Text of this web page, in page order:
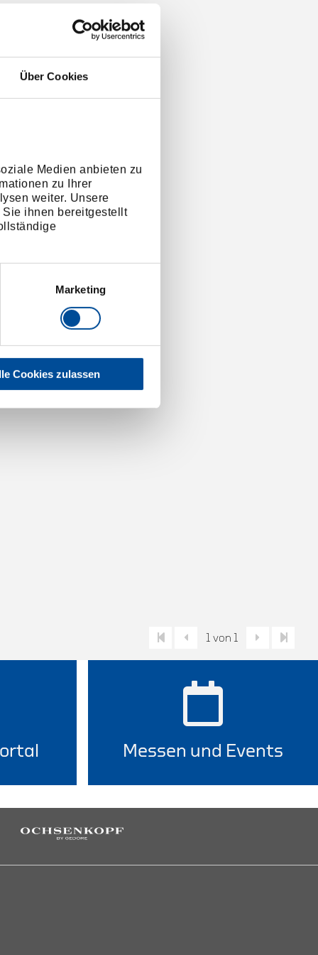
Über Cookies
Medien anbieten zu
zu Ihrer
weiter. Unsere
Sie ihnen bereitgestellt
Marketing
Cookies zulassen
1 von 1
Messen und Events